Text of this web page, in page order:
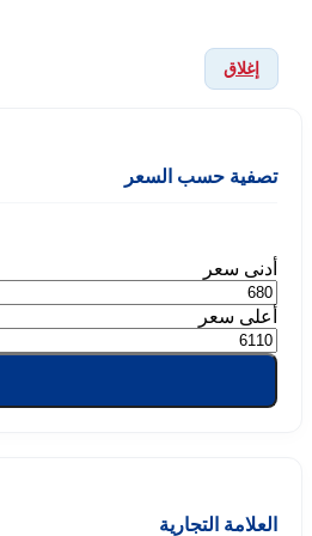
إغلاق
تصفية حسب السعر
أدنى سعر
أعلى سعر
العلامة التجارية